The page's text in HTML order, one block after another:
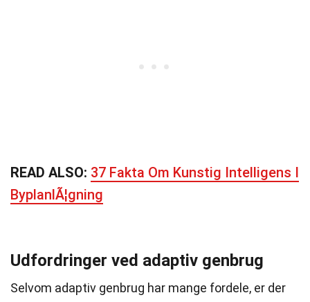
READ ALSO: 37 Fakta Om Kunstig Intelligens I
ByplanlÃ¦gning
Udfordringer ved adaptiv genbrug
Selvom adaptiv genbrug har mange fordele, er der